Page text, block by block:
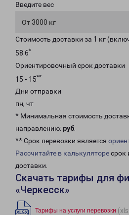
Введите вес
От 3000 кг
Стоимость доставки за 1 кг
58.6*
Ориентировочный срок доставки
15 - 15**
Дни отправки
пн, чт
* Минимальная стоимость
направлению: руб.
** Срок перевозки является
Рассчитайте в калькуляторесрок
доставки.
Скачать тарифы для
«Черкесск»
Тарифы на услуги перевозки